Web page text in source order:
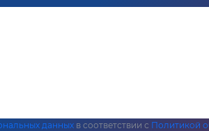
данных в соответствии с Политикой